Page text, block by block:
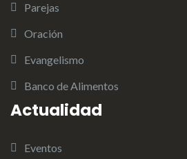
Parejas
Oración
Evangelismo
Banco de Alimentos
Actualidad
Eventos